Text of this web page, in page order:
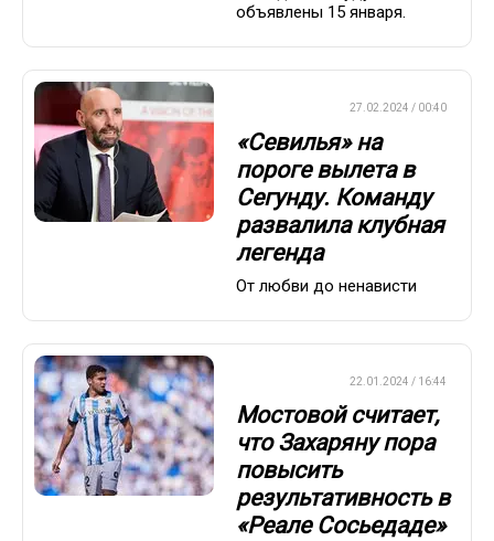
объявлены 15 января.
27.02.2024 / 00:40
«Севилья» на
пороге вылета в
Сегунду. Команду
развалила клубная
легенда
От любви до ненависти
22.01.2024 / 16:44
Мостовой считает,
что Захаряну пора
повысить
результативность в
«Реале Сосьедаде»